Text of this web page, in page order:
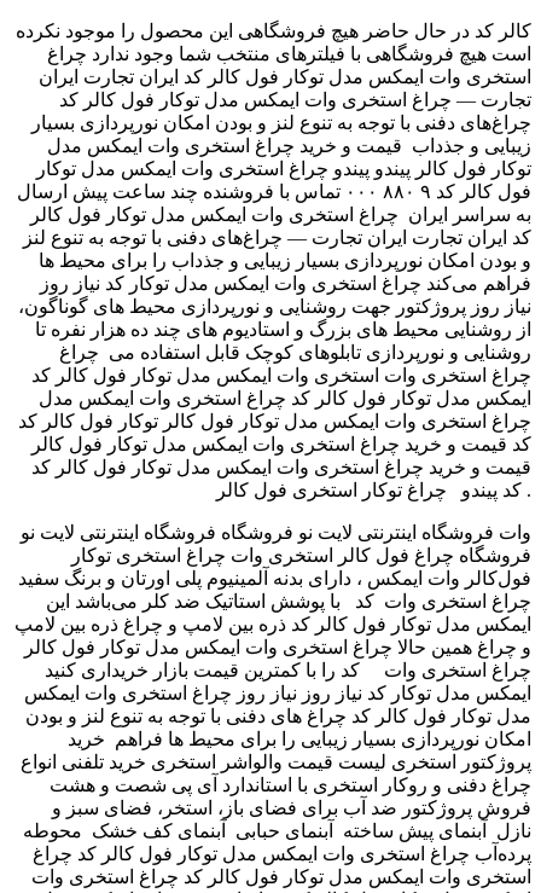
کالر کد در حال حاضر هیچ فروشگاهی این محصول را موجود نکرده
است هیچ فروشگاهی با فیلترهای منتخب شما وجود ندارد چراغ
استخری وات ایمکس مدل توکار فول کالر کد ایران تجارت ایران
تجارت — چراغ استخری وات ایمکس مدل توکار فول کالر کد
چراغ‌های دفنی با توجه به تنوع لنز و بودن امکان نورپردازی بسیار
زیبایی و جذداب قیمت و خرید چراغ استخری وات ایمکس مدل
توکار فول کالر پیندو پیندو چراغ استخری وات ایمکس مدل توکار
فول کالر کد ۹ ۸۸۰ ۰۰۰ تماس با فروشنده چند ساعت پیش ارسال
به سراسر ایران چراغ استخری وات ایمکس مدل توکار فول کالر
کد ایران تجارت ایران تجارت — چراغ‌های دفنی با توجه به تنوع لنز
و بودن امکان نورپردازی بسیار زیبایی و جذداب را برای محیط ها
فراهم می‌کند چراغ استخری وات ایمکس مدل توکار کد نیاز روز
نیاز روز پروژکتور جهت روشنایی و نورپردازی محیط های گوناگون،
از روشنایی محیط های بزرگ و استادیوم های چند ده هزار نفره تا
روشنایی و نورپردازی تابلوهای کوچک قابل استفاده می ‫چراغ
استخری وات ایمکس مدل توکار فول کالر کد ‬‎ چراغ استخری وات
ایمکس مدل توکار فول کالر کد ‫چراغ استخری وات ایمکس مدل
توکار فول کالر کد ‬‎ چراغ استخری وات ایمکس مدل توکار فول کالر
کد ‫قیمت و خرید چراغ استخری وات ایمکس مدل توکار فول کالر
کد ‬‎ قیمت و خرید چراغ استخری وات ایمکس مدل توکار فول کالر
کد پیندو چراغ توکار استخری فول کالر .
وات فروشگاه اینترنتی لایت نو فروشگاه فروشگاه اینترنتی لایت نو
فروشگاه چراغ فول کالر استخری وات چراغ استخری توکار
فول‌کالر وات ایمکس ، دارای بدنه آلمینیوم پلی اورتان و برنگ سفید
با پوشش استاتیک ضد کلر می‌باشد این ‎ کد ‎ چراغ استخری وات
ایمکس مدل توکار فول کالر کد ذره بین لامپ و چراغ ذره بین لامپ
و چراغ همین حالا چراغ استخری وات ایمکس مدل توکار فول کالر
کد را با کمترین قیمت بازار خریداری کنید ‎ ‎ چراغ استخری وات
ایمکس مدل توکار کد نیاز روز نیاز روز چراغ استخری وات ایمکس
مدل توکار فول کالر کد چراغ های دفنی با توجه به تنوع لنز و بودن
امکان نورپردازی بسیار زیبایی را برای محیط ها فراهم خرید
پروژکتور استخری لیست قیمت والواشر استخری خرید تلفنی انواع
چراغ دفنی و روکار استخری با استاندارد آی پی شصت و هشت
فروش پروژکتور ضد آب برای فضای باز، استخر، فضای سبز و
محوطه ‎ آبنمای کف خشک ‎ آبنمای حبابی ‎ آبنمای پیش ساخته ‎ نازل
پرده‌آب چراغ استخری وات ایمکس مدل توکار فول کالر کد چراغ
استخری وات ایمکس مدل توکار فول کالر کد چراغ استخری وات